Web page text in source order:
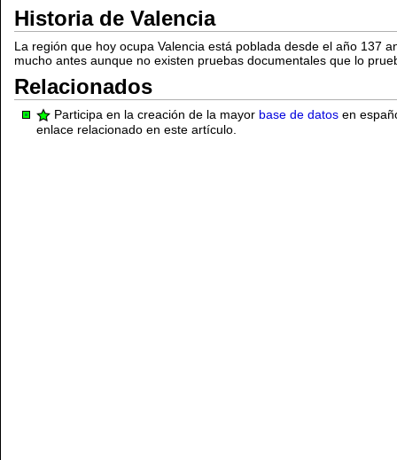
Historia de Valencia
La región que hoy ocupa Valencia está poblada desde el año 137
mucho antes aunque no existen pruebas documentales que lo
Relacionados
Participa en la creación de la mayor base de datos en
enlace relacionado en este artículo.